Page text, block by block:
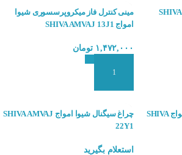
کنترل بار دیجیتال شیوا امواج SHIVA
مینی کنترل فاز میکروپرسسوری شیوا
امواج SHIVA AMVAJ 13J1
۱,۴۷۲,۰۰۰ تومان
کنترل فاز (بدون نول) شیوا امواج SHIVA
چراغ سیگنال شیوا امواج SHIVA AMVAJ
22Y1
استعلام بگیرید